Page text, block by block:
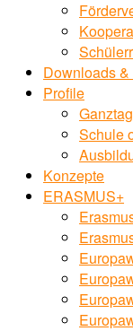
Downloads
Profile
Schule
Konzepte
ERASMUS+